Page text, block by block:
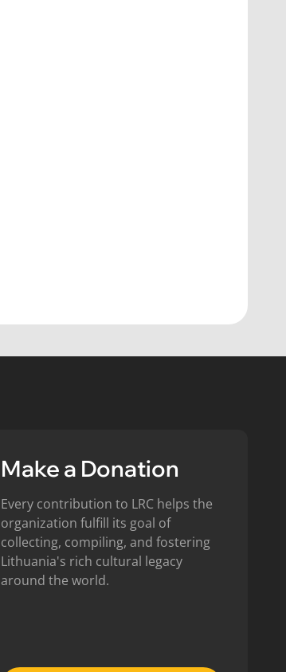
Make a Donation
Every contribution to LRC helps the
organization fulfill its goal of
collecting, compiling, and fostering
Lithuania's rich cultural legacy
around the world.